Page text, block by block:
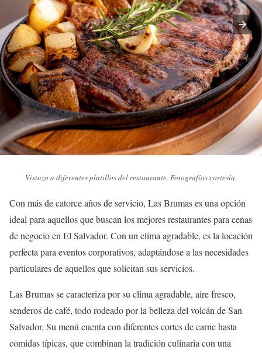
Vistazo a diferentes platillos del restaurante. Fotografías cortesía.
Con más de catorce años de servicio, Las Brumas es una opción
ideal para aquellos que buscan los mejores restaurantes para cenas
de negocio en El Salvador. Con un clima agradable, es la locación
perfecta para eventos corporativos, adaptándose a las necesidades
particulares de aquellos que solicitan sus servicios.
Las Brumas se caracteriza por su clima agradable, aire fresco,
senderos de café, todo rodeado por la belleza del volcán de San
Salvador. Su menú cuenta con diferentes cortes de carne hasta
comidas típicas, que combinan la tradición culinaria con una